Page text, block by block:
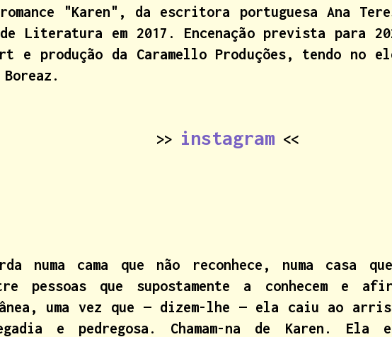
"Karen", da escritora portuguesa Ana
de Literatura em 2017. Encenação prevista para
e produção da Caramello Produções, tendo no
>> instagram <<
numa cama que não reconhece, numa casa
pessoas que supostamente a conhecem e
uma vez que — dizem-lhe — ela caiu ao
e pedregosa. Chamam-na de Karen. Ela